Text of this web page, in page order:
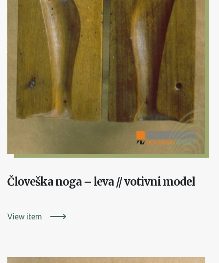
Človeška noga – leva // votivni model
View item